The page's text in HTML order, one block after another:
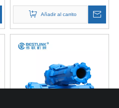
Añadir al carrito